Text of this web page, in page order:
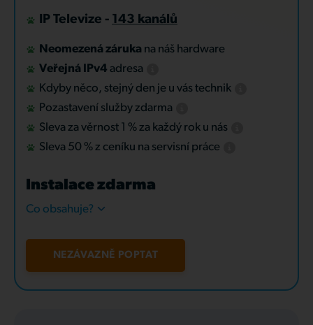
IP Televize - 143 kanálů
Neomezená záruka na náš hardware
Veřejná IPv4 adresa
Kdyby něco, stejný den je u vás technik
Pozastavení služby zdarma
Sleva za věrnost 1 % za každý rok u nás
Sleva 50 % z ceníku na servisní práce
Instalace zdarma
Co obsahuje?
NEZÁVAZNĚ POPTAT